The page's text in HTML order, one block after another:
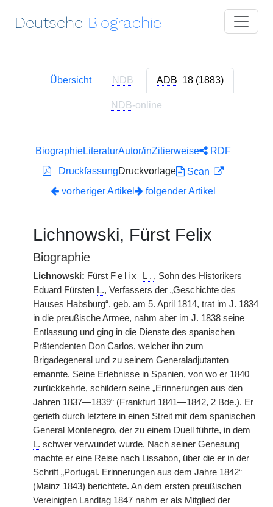
Deutsche Biographie
Übersicht NDB ADB 18 (1883)
NDB-online
BiographieLiteraturAutor/inZitierweise
RDF
DruckfassungDruckvorlage
Scan
vorheriger Artikel
folgender Artikel
Lichnowski, Fürst Felix
Biographie
Lichnowski: Fürst Felix L. , Sohn des Historikers
Eduard Fürsten L., Verfassers der „Geschichte des
Hauses Habsburg“, geb. am 5. April 1814, trat im J. 1834
in die preußische Armee, nahm aber im J. 1838 seine
Entlassung und ging in die Dienste des spanischen
Prätendenten Don Carlos, welcher ihn zum
Brigadegeneral und zu seinem Generaladjutanten
ernannte. Seine Erlebnisse in Spanien, von wo er 1840
zurückkehrte, schildern seine „Erinnerungen aus den
Jahren 1837—1839“ (Frankfurt 1841—1842, 2 Bde.). Er
gerieth durch letztere in einen Streit mit dem spanischen
General Montenegro, der zu einem Duell führte, in dem
L. schwer verwundet wurde. Nach seiner Genesung
machte er eine Reise nach Lissabon, über die er in der
Schrift „Portugal. Erinnerungen aus dem Jahre 1842“
(Mainz 1843) berichtete. An dem ersten preußischen
Vereinigten Landtag 1847 nahm er als Mitglied der